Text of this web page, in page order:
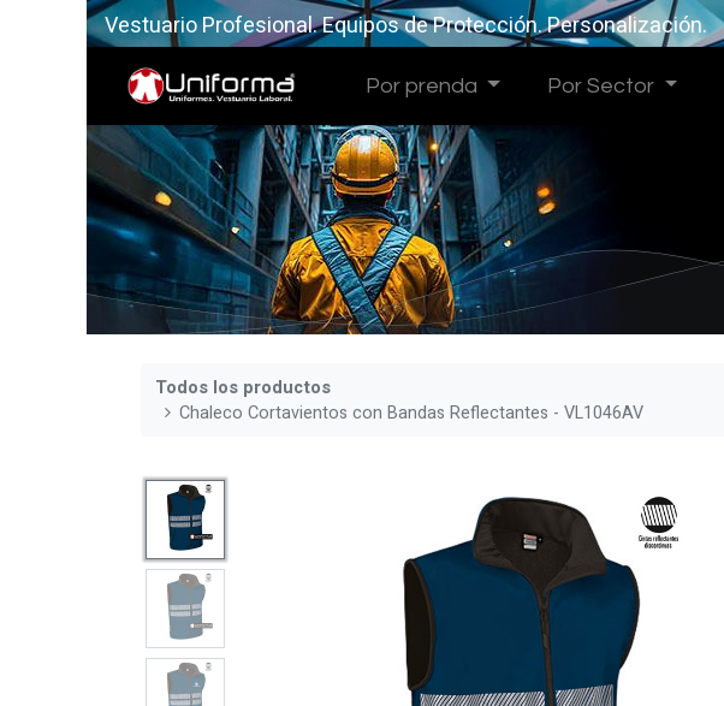
Vestuario Profesional. Equipos de Protección. Personalización.
Por prenda Por Sector
Todos los productos
Chaleco Cortavientos con Bandas Reflectantes - VL1046AV